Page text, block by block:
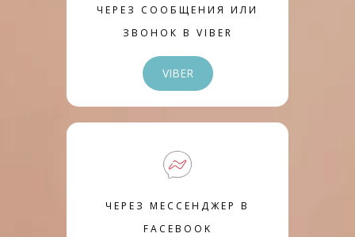
ЧЕРЕЗ СООБЩЕНИЯ ИЛИ
ЗВОНОК В VIBER
VIBER
ЧЕРЕЗ МЕССЕНДЖЕР В
FACEBOOK